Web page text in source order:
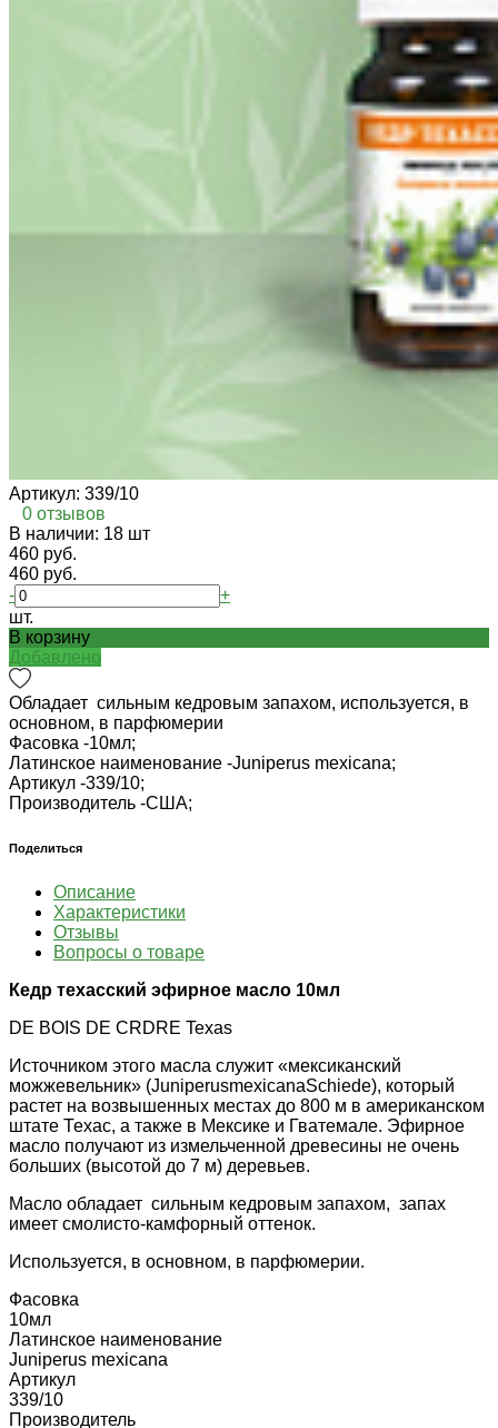
Артикул: 339/10
0 отзывов
В наличии: 18 шт
460 руб.
460 руб.
-
+
шт.
В корзину
Добавлено
Обладает сильным кедровым запахом, используется, в
основном, в парфюмерии
Фасовка -10мл;
Латинское наименование -Juniperus mexicana;
Артикул -339/10;
Производитель -США;
Поделиться
Описание
Характеристики
Отзывы
Вопросы о товаре
Кедр техасский эфирное масло 10мл
DE BOIS DE CRDRE Texas
Источником этого масла служит «мексиканский
можжевельник» (JuniperusmexicanaSchiede), который
растет на возвышенных местах до 800 м в американском
штате Техас, а также в Мексике и Гватемале. Эфирное
масло получают из измельченной древесины не очень
больших (высотой до 7 м) деревьев.
Масло обладает сильным кедровым запахом, запах
имеет смолисто-камфорный оттенок.
Используется, в основном, в парфюмерии.
Фасовка
10мл
Латинское наименование
Juniperus mexicana
Артикул
339/10
Производитель